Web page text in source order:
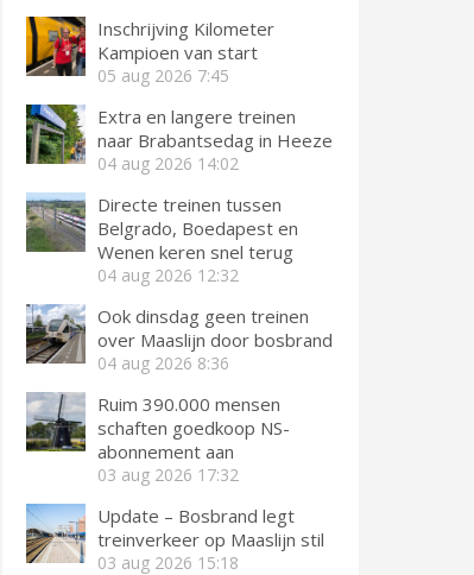
Inschrijving Kilometer
Kampioen van start
05 aug 2026 7:45
Extra en langere treinen
naar Brabantsedag in Heeze
04 aug 2026 14:02
Directe treinen tussen
Belgrado, Boedapest en
Wenen keren snel terug
04 aug 2026 12:32
Ook dinsdag geen treinen
over Maaslijn door bosbrand
04 aug 2026 8:36
Ruim 390.000 mensen
schaften goedkoop NS-
abonnement aan
03 aug 2026 17:32
Update – Bosbrand legt
treinverkeer op Maaslijn stil
03 aug 2026 15:18